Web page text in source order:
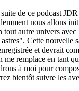
de ce podcast
nous allons
tout autre univers
Cette nouvelle
et devrait
me remplace en tant
à moi pour
bientôt suivre les